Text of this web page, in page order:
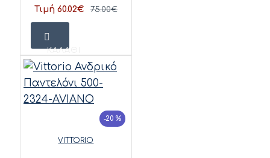
Τιμή 60.02€ 75.00€
ΚΑΛΆΘΙ
-20 %
VITTORIO